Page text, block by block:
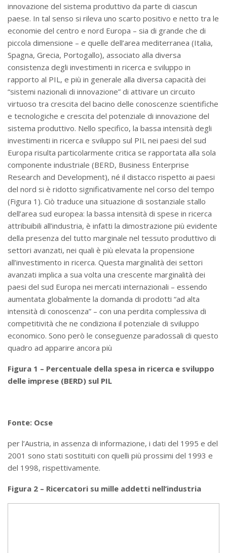
innovazione del sistema produttivo da parte di ciascun
paese. In tal senso si rileva uno scarto positivo e netto tra le
economie del centro e nord Europa – sia di grande che di
piccola dimensione – e quelle dell’area mediterranea (Italia,
Spagna, Grecia, Portogallo), associato alla diversa
consistenza degli investimenti in ricerca e sviluppo in
rapporto al PIL, e più in generale alla diversa capacità dei
“sistemi nazionali di innovazione” di attivare un circuito
virtuoso tra crescita del bacino delle conoscenze scientifiche
e tecnologiche e crescita del potenziale di innovazione del
sistema produttivo. Nello specifico, la bassa intensità degli
investimenti in ricerca e sviluppo sul PIL nei paesi del sud
Europa risulta particolarmente critica se rapportata alla sola
componente industriale (BERD, Business Enterprise
Research and Development), né il distacco rispetto ai paesi
del nord si è ridotto significativamente nel corso del tempo
(Figura 1). Ciò traduce una situazione di sostanziale stallo
dell’area sud europea: la bassa intensità di spese in ricerca
attribuibili all’industria, è infatti la dimostrazione più evidente
della presenza del tutto marginale nel tessuto produttivo di
settori avanzati, nei quali è più elevata la propensione
all’investimento in ricerca. Questa marginalità dei settori
avanzati implica a sua volta una crescente marginalità dei
paesi del sud Europa nei mercati internazionali – essendo
aumentata globalmente la domanda di prodotti “ad alta
intensità di conoscenza” – con una perdita complessiva di
competitività che ne condiziona il potenziale di sviluppo
economico. Sono però le conseguenze paradossali di questo
quadro ad apparire ancora più
Figura 1 – Percentuale della spesa in ricerca e sviluppo
delle imprese (BERD) sul PIL
Fonte: Ocse
per l’Austria, in assenza di informazione, i dati del 1995 e del
2001 sono stati sostituiti con quelli più prossimi del 1993 e
del 1998, rispettivamente.
Figura 2 – Ricercatori su mille addetti nell’industria